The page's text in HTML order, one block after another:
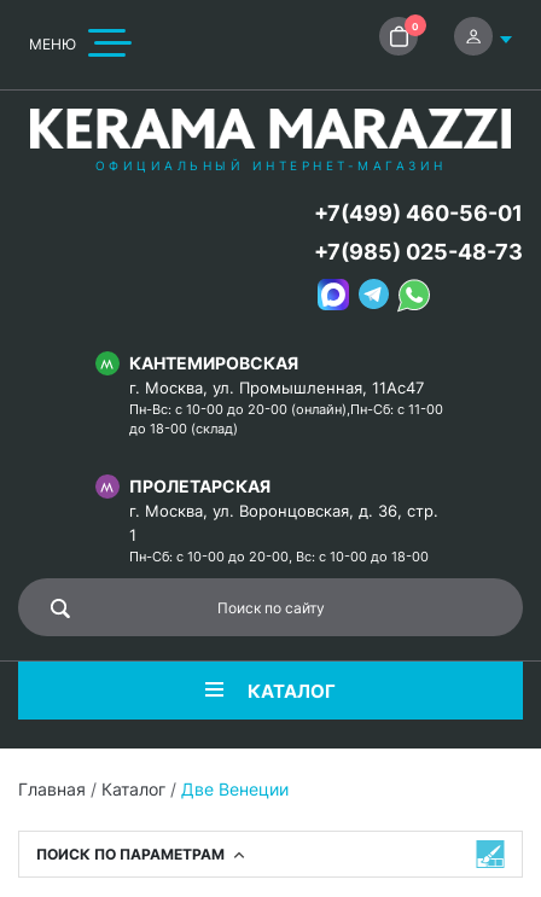
МЕНЮ
0
ОФИЦИАЛЬНЫЙ ИНТЕРНЕТ-МАГАЗИН
КАНТЕМИРОВСКАЯ
г. Москва, ул. Промышленная, 11Ас47
Пн-Вс: с 10-00 до 20-00 (онлайн),Пн-Сб: с 11-00
до 18-00 (склад)
ПРОЛЕТАРСКАЯ
г. Москва, ул. Воронцовская, д. 36, стр.
1
Пн-Сб: с 10-00 до 20-00, Вс: с 10-00 до 18-00
+7(499) 460-56-01
+7(985) 025-48-73
КАТАЛОГ
Главная / Каталог / Две Венеции
ПОИСК ПО ПАРАМЕТРАМ